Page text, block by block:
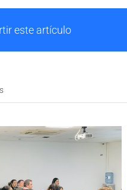
este artículo